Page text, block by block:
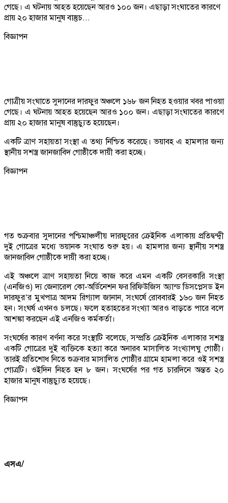
গেছে। এ ঘটনায় আহত হয়েছেন আরও ১০০ জন। এছাড়া সংঘাতের কারণে
প্রায় ২০ হাজার মানুষ বাস্তুচ...
বিজ্ঞাপন
গোত্রীয় সংঘাতে সুদানের দারফুর অঞ্চলে ১৬৮ জন নিহত হওয়ার খবর পাওয়া
গেছে। এ ঘটনায় আহত হয়েছেন আরও ১০০ জন। এছাড়া সংঘাতের কারণে
প্রায় ২০ হাজার মানুষ বাস্তুচ্যুত হয়েছেন।
একটি ত্রাণ সহায়তা সংস্থা এ তথ্য নিশ্চিত করেছে। ভয়াবহ এ হামলার জন্য
স্থানীয় সশস্ত্র জানজাবিদ গোষ্ঠীকে দায়ী করা হচ্ছে।
বিজ্ঞাপন
গত শুক্রবার সুদানের পশ্চিমাঞ্চলীয় দারফুরের ক্রেইনিক এলাকায় প্রতিদ্বন্দ্বী
দুই গোত্রের মধ্যে ভয়ানক সংঘাত শুরু হয়। এ হামলার জন্য স্থানীয় সশস্ত্র
জানজাবিদ গোষ্ঠীকে দায়ী করা হচ্ছে।
এই অঞ্চলে ত্রাণ সহায়তা নিয়ে কাজ করে এমন একটি বেসরকারি সংস্থা
(এনজিও) দ্য জেনারেল কো-অর্ডিনেশন ফর রিফিউজিস অ্যান্ড ডিসপ্লেসড ইন
দারফুর’র মুখপাত্র আদম রিগ্যাল জানান, সংঘর্ষে রোববারই ১৬০ জন নিহত
হন। সংঘর্ষ এখনও চলছে। ফলে হতাহতের সংখ্যা আরও বাড়তে পারে বলে
আশঙ্কা করছেন এই এনজিও কর্মকর্তা।
সংঘর্ষের কারণ বর্ণনা করে সংস্থাটি বলেছে, সম্প্রতি ক্রেইনিক এলাকার সশস্ত্র
একটি গোত্রের দুই ব্যক্তিকে হত্যা করে অনারব মাসালিত সংখ্যালঘু গোষ্ঠী।
তারই প্রতিশোধ নিতে শুক্রবার মাসালিত গোষ্ঠীর গ্রামে হামলা করে ওই সশস্ত্র
গোত্রটি। ওইদিন নিহত হন ৮ জন। সংঘর্ষের পর গত চারদিনে অন্তত ২০
হাজার মানুষ বাস্তুচ্যুত হয়েছে।
বিজ্ঞাপন
এসএ/